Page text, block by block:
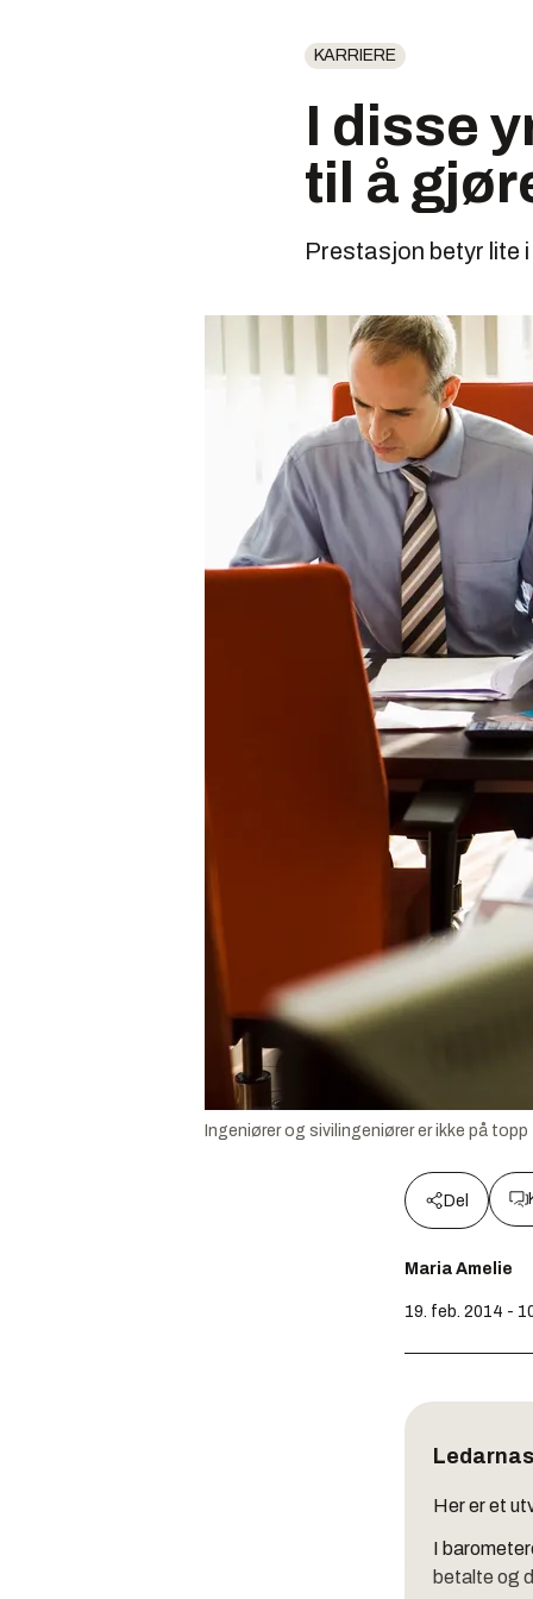
KARRIERE
I disse
til å
Prestasjon betyr lite
Ingeniører og sivilingeniører er ikke på
Del
Maria Amelie
19. feb. 2014 -
Her er et
I
betalte og